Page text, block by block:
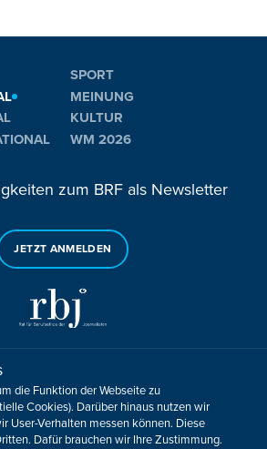
SPORT
MEINUNG
KULTUR
WM 2026
zum BRF als Newsletter
JETZT ANMELDEN
Fragen oder Anmerkungen?
KONTAKTIEREN SIE UNS!
die Funktion der Webseite zu
Cookies). Darüber hinaus nutzen wir
User-Verhalten messen können. Diese
Dafür brauchen wir Ihre Zustimmung.